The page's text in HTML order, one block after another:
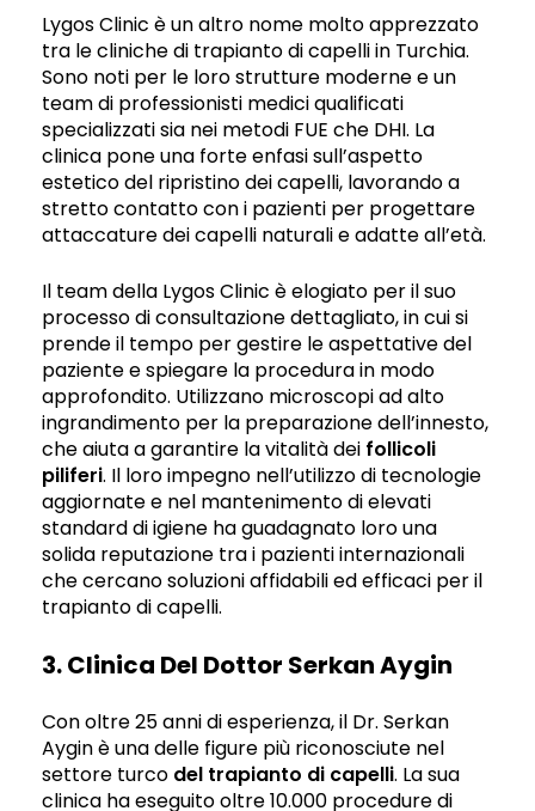
Lygos Clinic è un altro nome molto apprezzato
tra le cliniche di trapianto di capelli in Turchia.
Sono noti per le loro strutture moderne e un
team di professionisti medici qualificati
specializzati sia nei metodi FUE che DHI. La
clinica pone una forte enfasi sull’aspetto
estetico del ripristino dei capelli, lavorando a
stretto contatto con i pazienti per progettare
attaccature dei capelli naturali e adatte all’età.
Il team della Lygos Clinic è elogiato per il suo
processo di consultazione dettagliato, in cui si
prende il tempo per gestire le aspettative del
paziente e spiegare la procedura in modo
approfondito. Utilizzano microscopi ad alto
ingrandimento per la preparazione dell’innesto,
che aiuta a garantire la vitalità dei follicoli
piliferi. Il loro impegno nell’utilizzo di tecnologie
aggiornate e nel mantenimento di elevati
standard di igiene ha guadagnato loro una
solida reputazione tra i pazienti internazionali
che cercano soluzioni affidabili ed efficaci per il
trapianto di capelli.
3. Clinica Del Dottor Serkan Aygin
Con oltre 25 anni di esperienza, il Dr. Serkan
Aygin è una delle figure più riconosciute nel
settore turco del trapianto di capelli. La sua
clinica ha eseguito oltre 10.000 procedure di